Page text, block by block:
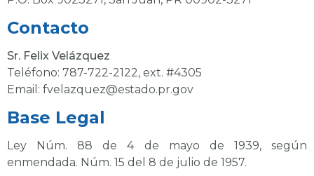
Contacto
Sr. Felix Velázquez
Teléfono: 787-722-2122, ext. #4305
Email: fvelazquez@estado.pr.gov
Base Legal
Ley Núm. 88 de 4 de mayo de 1939, según
enmendada. Núm. 15 del 8 de julio de 1957.